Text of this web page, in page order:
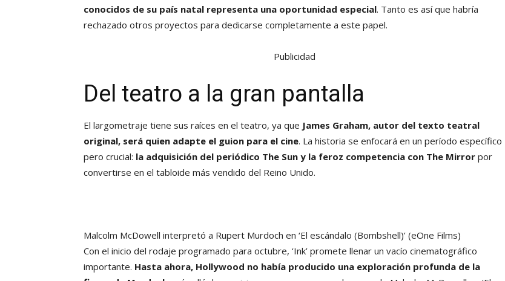
conocidos de su país natal representa una oportunidad especial. Tanto es así que habría
rechazado otros proyectos para dedicarse completamente a este papel.
Publicidad
Del teatro a la gran pantalla
El largometraje tiene sus raíces en el teatro, ya que James Graham, autor del texto teatral
original, será quien adapte el guion para el cine. La historia se enfocará en un período específico
pero crucial: la adquisición del periódico The Sun y la feroz competencia con The Mirror por
convertirse en el tabloide más vendido del Reino Unido.
Malcolm McDowell interpretó a Rupert Murdoch en ‘El escándalo (Bombshell)’ (eOne Films)
Con el inicio del rodaje programado para octubre, ‘Ink’ promete llenar un vacío cinematográfico
importante. Hasta ahora, Hollywood no había producido una exploración profunda de la